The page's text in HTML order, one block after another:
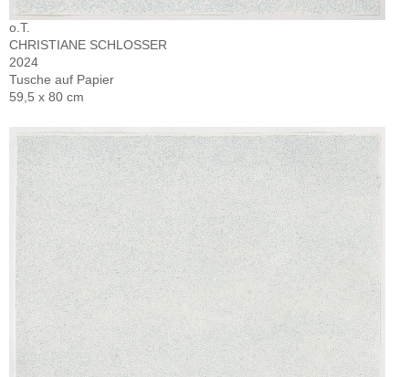
o.T.
CHRISTIANE SCHLOSSER
2024
Tusche auf Papier
59,5 x 80 cm